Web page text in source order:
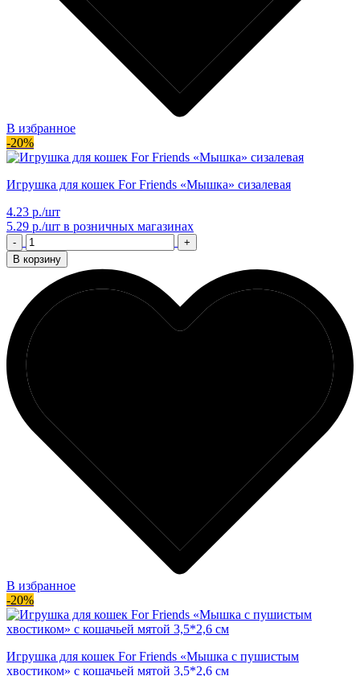
В избранное
-20%
Игрушка для кошек For Friends «Мышка» сизалевая
4.23 р./шт
5.29 р./шт в розничных магазинах
-
+
В корзину
В избранное
-20%
Игрушка для кошек For Friends «Мышка с пушистым
хвостиком» с кошачьей мятой 3,5*2,6 см